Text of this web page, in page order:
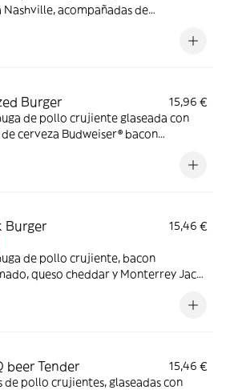
Nashville, acompañadas de
Burger
15,96 €
de pollo crujiente glaseada con
de cerveza Budweiser® bacon
Burger 15,46 €
de pollo crujiente, bacon
queso cheddar y Monterrey Jack
beer Tender
15,46 €
de pollo crujientes, glaseadas con